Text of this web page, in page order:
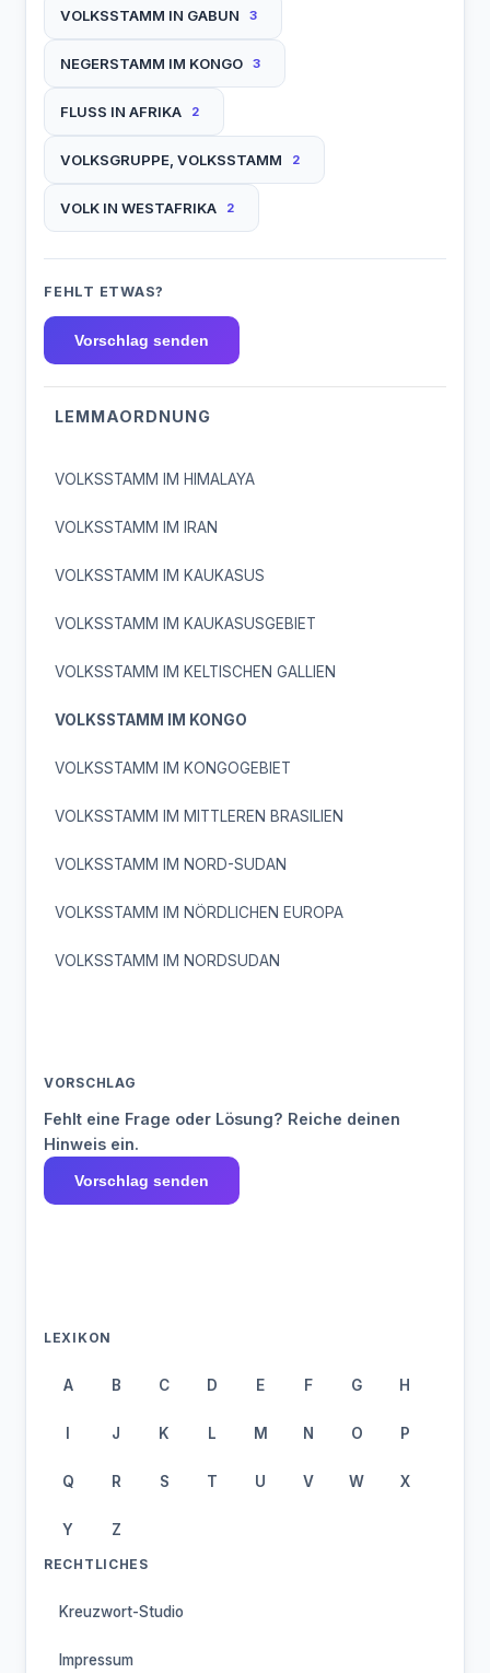
VOLKSSTAMM IN GABUN 3
NEGERSTAMM IM KONGO 3
FLUSS IN AFRIKA 2
VOLKSGRUPPE, VOLKSSTAMM 2
VOLK IN WESTAFRIKA 2
FEHLT ETWAS?
Vorschlag senden
LEMMAORDNUNG
VOLKSSTAMM IM HIMALAYA
VOLKSSTAMM IM IRAN
VOLKSSTAMM IM KAUKASUS
VOLKSSTAMM IM KAUKASUSGEBIET
VOLKSSTAMM IM KELTISCHEN GALLIEN
VOLKSSTAMM IM KONGO
VOLKSSTAMM IM KONGOGEBIET
VOLKSSTAMM IM MITTLEREN BRASILIEN
VOLKSSTAMM IM NORD-SUDAN
VOLKSSTAMM IM NÖRDLICHEN EUROPA
VOLKSSTAMM IM NORDSUDAN
VORSCHLAG
Fehlt eine Frage oder Lösung? Reiche deinen
Hinweis ein.
Vorschlag senden
LEXIKON
A B C D E F G H
I J K L M N O P
Q R S T U V W X
Y Z
RECHTLICHES
Kreuzwort-Studio
Impressum